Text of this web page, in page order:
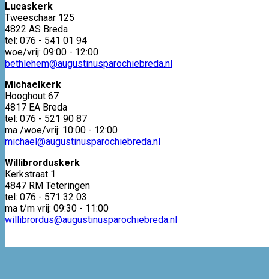
Lucaskerk
Tweeschaar 125
4822 AS Breda
tel: 076 - 541 01 94
woe/vrij: 09:00 - 12:00
bethlehem@augustinusparochiebreda.nl
Michaelkerk
Hooghout 67
4817 EA Breda
tel: 076 - 521 90 87
ma /woe/vrij: 10:00 - 12:00
michael@augustinusparochiebreda.nl
Willibrorduskerk
Kerkstraat 1
4847 RM Teteringen
tel: 076 - 571 32 03
ma t/m vrij: 09:30 - 11:00
willibrordus@augustinusparochiebreda.nl